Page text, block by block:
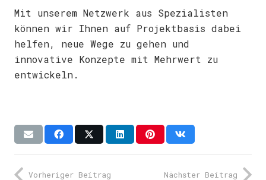
Mit unserem Netzwerk aus Spezialisten
können wir Ihnen auf Projektbasis dabei
helfen, neue Wege zu gehen und
innovative Konzepte mit Mehrwert zu
entwickeln.
Vorheriger Beitrag Nächster Beitrag